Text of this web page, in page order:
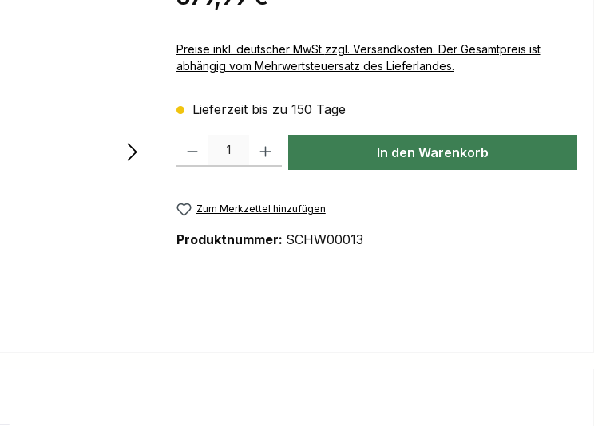
Preise inkl. deutscher MwSt zzgl. Versandkosten. Der Gesamtpreis ist
abhängig vom Mehrwertsteuersatz des Lieferlandes.
Lieferzeit bis zu 150 Tage
Produkt Anzahl: Gib den gewünschten Wert ein oder benutze die Schaltflächen
In den Warenkorb
Zum Merkzettel hinzufügen
Produktnummer: SCHW00013